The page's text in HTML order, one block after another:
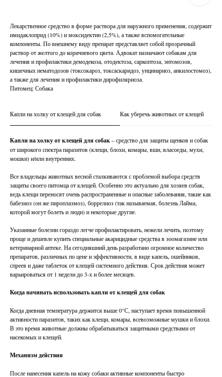
Лекарственное средство в форме раствора для наружного применения, содержит
имидаклоприд (10%) и моксидектин (2,5%), а также вспомогательные
компоненты. По внешнему виду препарат представляет собой прозрачный
раствор от желтого до коричневого цвета. Адвокат назначают собакам для
лечения и профилактики демодекоза, отодектоза, саркоптоза, энтомозов,
кишечных нематодозов (токсокароз, токсаскаридоз, унцинариоз, анкилостомоз),
а также для лечения и профилактики дирофиляриоза.
Питомец: Собака
Капли на холку от клещей для собак Как уберечь животных от клещей
Капли на холку от клещей для собак– средство для защиты щенков и собак
от широкого спектра паразитов (клещи, блохи, комары, вши, власоеды, мухи,
мошки) и/или внутренних.
Все владельцы животных весной сталкиваются с проблемой выбора средств
защиты своего питомца от клещей. Особенно это актуально для хозяев собак,
ведь клещи переносят очень распространенные и опасные заболевания, такие как
бабезиоз (он же пироплазмоз), боррелиоз (так называемая, болезнь Лайма,
которой могут болеть и люди) и некоторые другие.
Указанные болезни гораздо легче профилактировать, нежели лечить, поэтому
проще и дешевле купить специальные акарицидные средства в зоомагазине или
ветеринарной аптеке. На сегодняшний день разработано огромное количество
препаратов, различных по цене и эффективности, в виде капель, ошейников,
спреев и даже таблеток от клещей системного действия. Срок действия может
варьироваться от 1 недели до 3-х и более месяцев.
Когда начинать использовать капли от клещей для собак
Когда дневная температура держится выше 0°С, наступает время повышенной
активности паразитов, таких как клещи, комары, всевозможные мушки и блохи.
В это время животные должны обрабатываться защитными средствами от
насекомых и клещей.
Механизм действия
После нанесения капель на кожу собаки активные компоненты быстро